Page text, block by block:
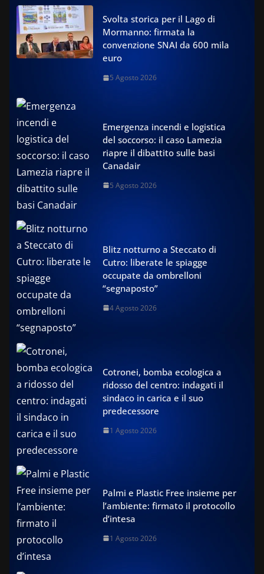
Svolta storica per il Lago di
Mormanno: firmata la
convenzione SNAI da 600 mila
euro
5 Agosto 2026
Emergenza incendi e logistica
del soccorso: il caso Lamezia
riapre il dibattito sulle basi
Canadair
5 Agosto 2026
Blitz notturno a Steccato di
Cutro: liberate le spiagge
occupate da ombrelloni
“segnaposto”
4 Agosto 2026
Cotronei, bomba ecologica a
ridosso del centro: indagati il
sindaco in carica e il suo
predecessore
1 Agosto 2026
Palmi e Plastic Free insieme per
l’ambiente: firmato il protocollo
d’intesa
1 Agosto 2026